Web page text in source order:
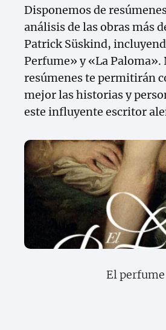
Disponemos de
análisis de las obras más
Patrick Süskind,
Perfume» y «La Paloma».
resúmenes te permitirán
mejor las historias y
este influyente escritor
El perfume